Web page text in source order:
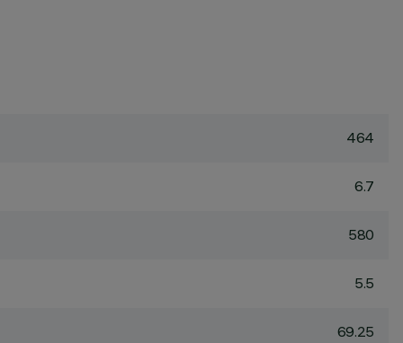
464
6.7
580
5.5
69.25